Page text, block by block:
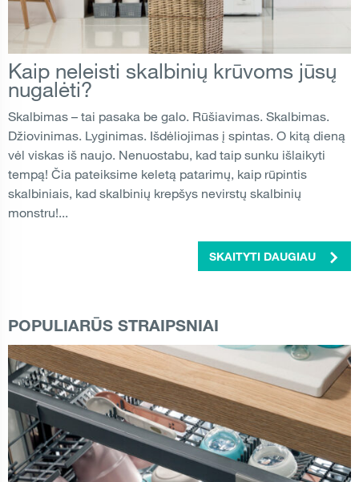
Kaip neleisti skalbinių krūvoms jūsų
nugalėti?
Skalbimas – tai pasaka be galo. Rūšiavimas. Skalbimas.
Džiovinimas. Lyginimas. Išdėliojimas į spintas. O kitą dieną
vėl viskas iš naujo. Nenuostabu, kad taip sunku išlaikyti
tempą! Čia pateiksime keletą patarimų, kaip rūpintis
skalbiniais, kad skalbinių krepšys nevirstų skalbinių
monstru!...
SKAITYTI DAUGIAU
POPULIARŪS STRAIPSNIAI